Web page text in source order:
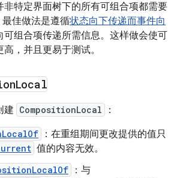
非特定界面树下的所有可组合项都需要
最佳做法是遵循状态向下传递而事件向
可组合项传递所需信息。这样做会使可
，并且更易于测试。
Local
建 CompositionLocal ：
：在重组期间更改提供的值只
值的内容无效。
：与